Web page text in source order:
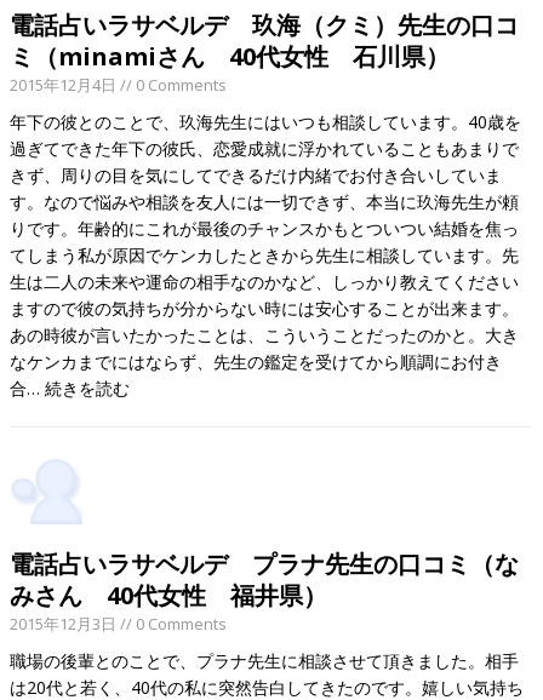
電話占いラサベルデ 玖海（クミ）先生の口コ
ミ（minamiさん 40代女性 石川県）
2015年12月4日 // 0 Comments
年下の彼とのことで、玖海先生にはいつも相談しています。40歳を
過ぎてできた年下の彼氏、恋愛成就に浮かれていることもあまりで
きず、周りの目を気にしてできるだけ内緒でお付き合いしていま
す。なので悩みや相談を友人には一切できず、本当に玖海先生が頼
りです。年齢的にこれが最後のチャンスかもとついつい結婚を焦っ
てしまう私が原因でケンカしたときから先生に相談しています。先
生は二人の未来や運命の相手なのかなど、しっかり教えてください
ますので彼の気持ちが分からない時には安心することが出来ます。
あの時彼が言いたかったことは、こういうことだったのかと。大き
なケンカまでにはならず、先生の鑑定を受けてから順調にお付き
合…続きを読む
電話占いラサベルデ プラナ先生の口コミ（な
みさん 40代女性 福井県）
2015年12月3日 // 0 Comments
職場の後輩とのことで、プラナ先生に相談させて頂きました。相手
は20代と若く、40代の私に突然告白してきたのです。嬉しい気持ち